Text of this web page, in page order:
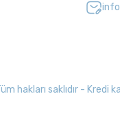
saklıdır - Kredi